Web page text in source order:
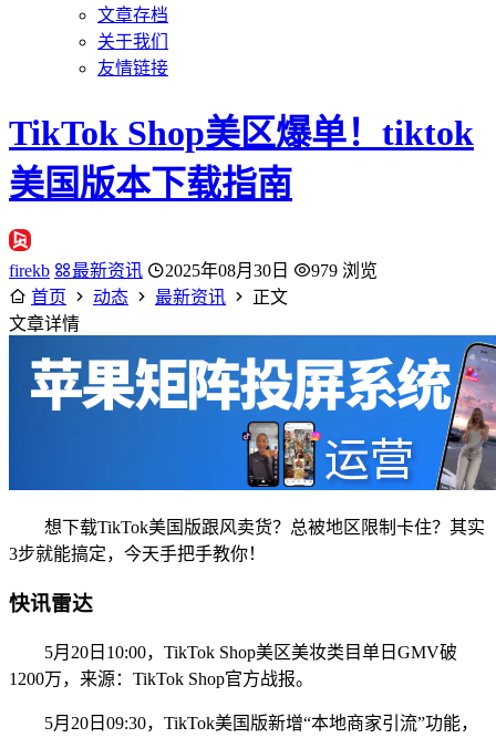
文章存档
关于我们
友情链接
TikTok Shop美区爆单！tiktok
美国版本下载指南
firekb 最新资讯 2025年08月30日
979 浏览
首页
动态 最新资讯
正文
文章详情
想下载TikTok美国版跟风卖货？总被地区限制卡住？其实
3步就能搞定，今天手把手教你！
快讯雷达
5月20日10:00，TikTok Shop美区美妆类目单日GMV破
1200万，来源：TikTok Shop官方战报。
5月20日09:30，TikTok美国版新增“本地商家引流”功能，